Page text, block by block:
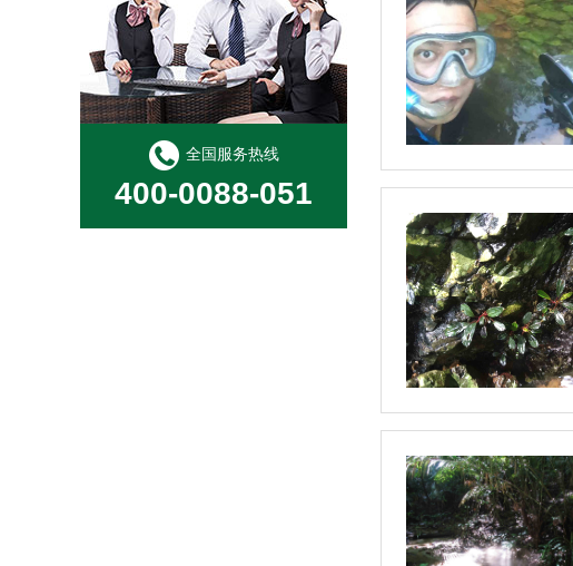
全国服务热线
400-0088-051